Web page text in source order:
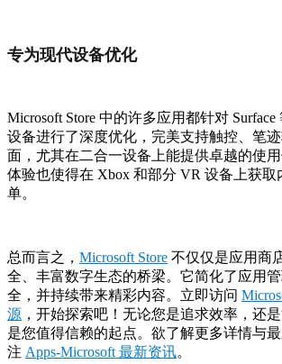
专为现代设备优化
Microsoft Store 中的许多应用都针对 Surface
设备进行了深度优化，完美支持触控、笔
面，尤其在二合一设备上能提供卓越的使
体验也使得在 Xbox 和部分 VR 设备上获取
单。
总而言之， Microsoft Store 不仅仅是应用商
全、丰富数字生态的桥梁。它简化了应用
全，并持续带来精彩内容。立即访问
源 ，开始探索吧！无论您是追求效率，还
是您值得信赖的起点。欲了解更多详情与
注 Apps-Microsoft 最新资讯。